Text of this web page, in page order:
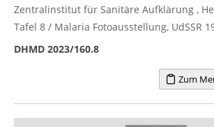
Zentralinstitut für Sanitäre Aufklärung ,
Tafel 8 / Malaria Fotoausstellung, UdSSR
DHMD 2023/160.8
Zum